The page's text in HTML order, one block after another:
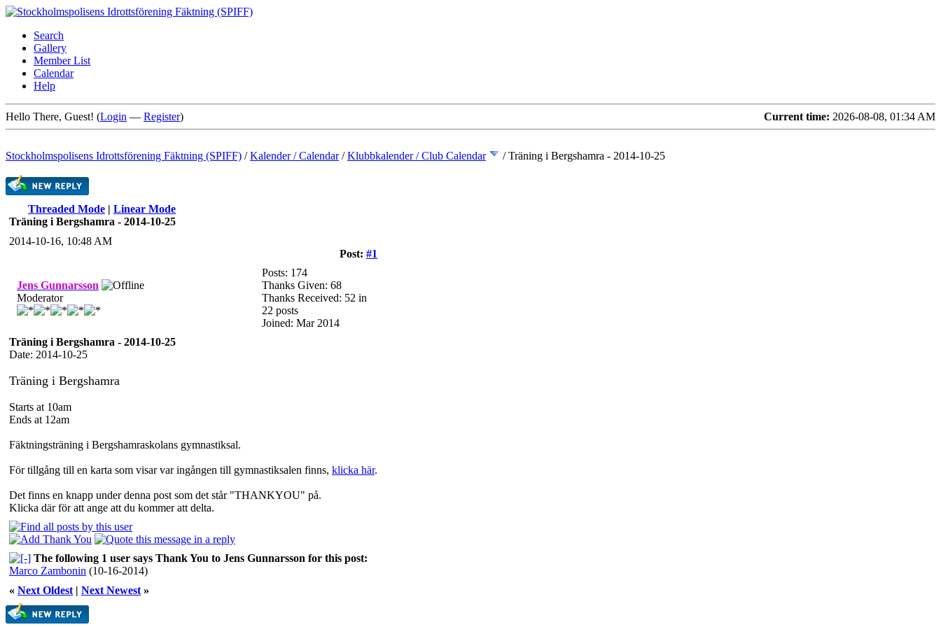
Search
Gallery
Member List
Calendar
Help
Current time: 2026-08-08, 01:34 AM
Hello There, Guest! (Login — Register)
Stockholmspolisens Idrottsförening Fäktning (SPIFF) /Kalender / Calendar/Klubbkalender / Club Calendar /Träning i Bergshamra - 2014-10-25
Threaded Mode | Linear Mode
Träning i Bergshamra - 2014-10-25
2014-10-16, 10:48 AM
Post: #1
Jens Gunnarsson
Moderator
Posts: 174
Thanks Given: 68
Thanks Received: 52 in
22 posts
Joined: Mar 2014
Träning i Bergshamra - 2014-10-25
Date: 2014-10-25
Träning i Bergshamra
Starts at 10am
Ends at 12am
Fäktningsträning i Bergshamraskolans gymnastiksal.
För tillgång till en karta som visar var ingången till gymnastiksalen finns, klicka här.
Det finns en knapp under denna post som det står "THANKYOU" på.
Klicka där för att ange att du kommer att delta.
The following 1 user says Thank You to Jens Gunnarsson for this post:
Marco Zambonin (10-16-2014)
« Next Oldest | Next Newest »